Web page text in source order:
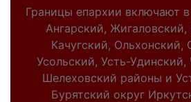
Границы епархии включают
Ангарский, Жигаловский,
Качугский, Ольхонский,
Усольский, Усть-
Шелеховский районы и
Бурятский округ